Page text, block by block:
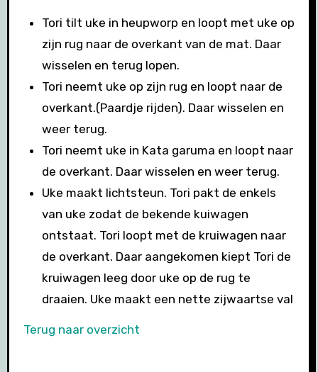
Tori tilt uke in heupworp en loopt met uke op
zijn rug naar de overkant van de mat. Daar
wisselen en terug lopen.
Tori neemt uke op zijn rug en loopt naar de
overkant.(Paardje rijden). Daar wisselen en
weer terug.
Tori neemt uke in Kata garuma en loopt naar
de overkant. Daar wisselen en weer terug.
Uke maakt lichtsteun. Tori pakt de enkels
van uke zodat de bekende kuiwagen
ontstaat. Tori loopt met de kruiwagen naar
de overkant. Daar aangekomen kiept Tori de
kruiwagen leeg door uke op de rug te
draaien. Uke maakt een nette zijwaartse val
Terug naar overzicht